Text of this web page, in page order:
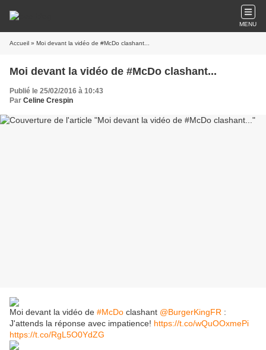
MENU
Accueil » Moi devant la vidéo de #McDo clashant...
Moi devant la vidéo de #McDo clashant...
Publié le 25/02/2016 à 10:43
Par Celine Crespin
Moi devant la vidéo de #McDo clashant @BurgerKingFR :
J'attends la réponse avec impatience! https://t.co/wQuOOxmePi
https://t.co/RgL5O0YdZG